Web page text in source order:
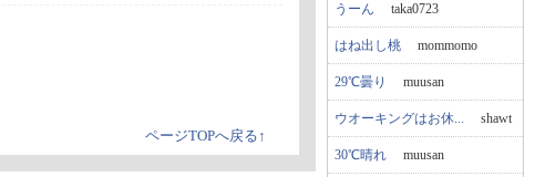
ページTOPへ戻る↑
うーん taka0723
はね出し桃 mommomo
29℃曇り muusan
ウオーキングはお休... shawt
30℃晴れ muusan